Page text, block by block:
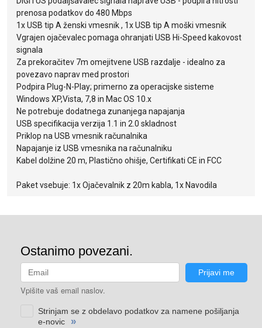
prenosa podatkov do 480 Mbps
1x USB tip A ženski vmesnik , 1x USB tip A moški vmesnik
Vgrajen ojačevalec pomaga ohranjati USB Hi-Speed kakovost
signala
Za prekoračitev 7m omejitvene USB razdalje - idealno za
povezavo naprav med prostori
Podpira Plug-N-Play; primerno za operacijske sisteme
Windows XP,Vista, 7,8 in Mac OS 10.x
Ne potrebuje dodatnega zunanjega napajanja
USB specifikacija verzija 1.1 in 2.0 skladnost
Priklop na USB vmesnik računalnika
Napajanje iz USB vmesnika na računalniku
Kabel dolžine 20 m, Plastično ohišje, Certifikati CE in FCC
Paket vsebuje: 1x Ojačevalnik z 20m kabla, 1x Navodila